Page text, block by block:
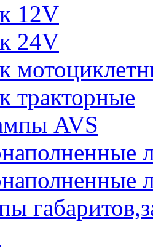
12V
24V
тракторные
AVS